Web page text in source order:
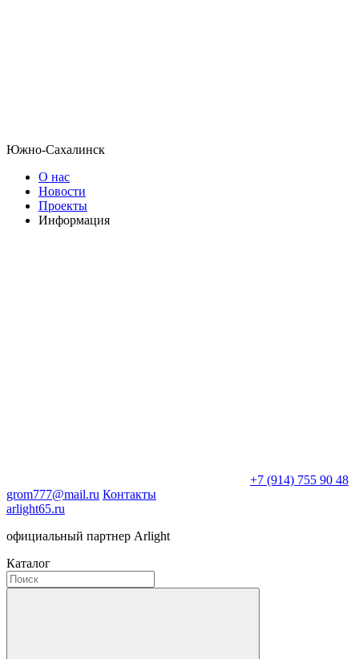
Южно-Сахалинск
О нас
Новости
Проекты
Информация
+7 (914) 755 90 48
grom777@mail.ru Контакты
arlight65.ru
официальный партнер Arlight
Каталог